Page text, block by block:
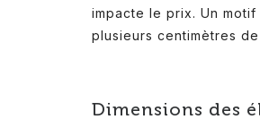
impacte le prix. Un
plusieurs centimètres
Dimensions des